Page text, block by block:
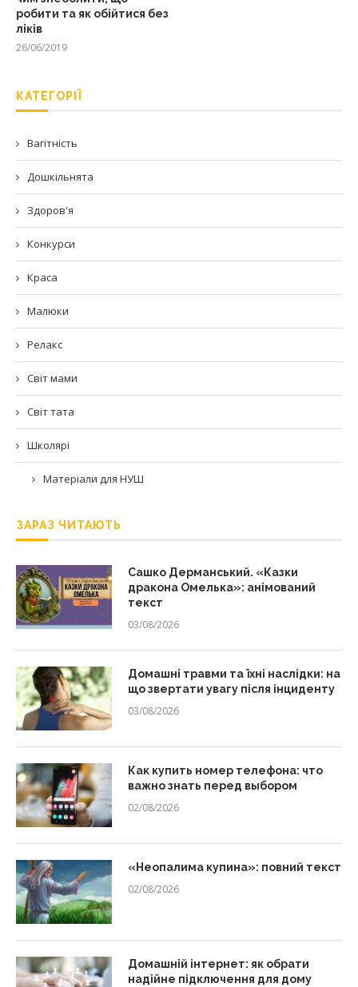
робити та як обійтися без
ліків
26/06/2019
КАТЕГОРІЇ
Вагітність
Дошкільнята
Здоров'я
Конкурси
Краса
Малюки
Релакс
Світ мами
Світ тата
Школярі
Матеріали для НУШ
ЗАРАЗ ЧИТАЮТЬ
Сашко Дерманський. «Казки
дракона Омелька»: анімований
текст
03/08/2026
Домашні травми та їхні наслідки: на
що звертати увагу після інциденту
03/08/2026
Как купить номер телефона: что
важно знать перед выбором
02/08/2026
«Неопалима купина»: повний текст
02/08/2026
Домашній інтернет: як обрати
надійне підключення для дому